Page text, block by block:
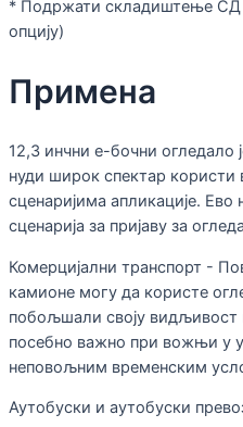
* Подржати складиштење СД
опцију)
Примена
12,3 инчни е-бочни огледало
нуди широк спектар користи
сценаријима апликације. Ево
сценарија за пријаву за
Комерцијални транспорт -
камионе могу да користе
побољшали своју видљивост
посебно важно при вожњи у
неповољним временским
Аутобуски и аутобуски